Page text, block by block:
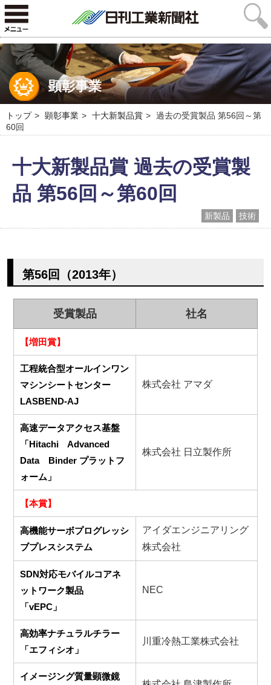
顕彰事業
トップ 顕彰事業 十大新製品賞
過去の受賞製品 第56回～第
60回
十大新製品賞 過去の受賞製
品 第56回～第60回
新製品 技術
第56回（2013年）
受賞製品 社名
【増田賞】
工程統合型オールインワン
マシンシートセンター
LASBEND‐AJ
株式会社 アマダ
高速データアクセス基盤
「Hitachi Advanced
Data Binder プラットフ
ォーム」
株式会社 日立製作所
【本賞】
高機能サーボプログレッシ
ブプレスシステム
アイダエンジニアリング
株式会社
SDN対応モバイルコアネ
ットワーク製品
「vEPC」
NEC
高効率ナチュラルチラー
「エフィシオ」
川重冷熱工業株式会社
イメージング質量顕微鏡